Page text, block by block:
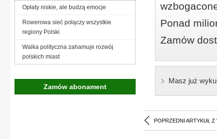
Ponad
Zamów
Masz już
POPRZEDNI ARTYKUŁ Z
Opłaty niskie, ale budzą emocje
Rowerowa sieć połączy wszystkie
regiony Polski
Walka polityczna zahamuje rozwój
polskich miast
Zamów abonament